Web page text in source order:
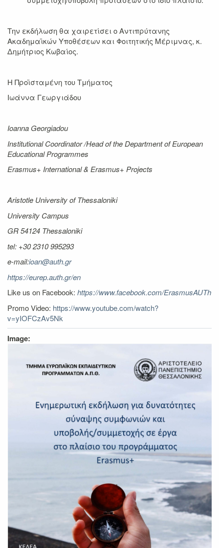
Την εκδήλωση θα χαιρετίσει ο Αντιπρύτανης
Ακαδημαϊκών Υποθέσεων και Φοιτητικής Μέριμνας, κ.
Δημήτριος Κωβαίος.
Η Προϊσταμένη του Τμήματος
Ιωάννα Γεωργιάδου
Ioanna Georgiadou
Institutional Coordinator /Head of the Department of European
Educational Programmes
Erasmus+ International & Erasmus+ Projects
Aristotle University of Thessaloniki
University Campus
GR 54124 Thessaloniki
tel: +30 2310995293
e-mail:ioan@auth.gr
https://eurep.auth.gr/en
Like us on Facebook: https://www.facebook.com/ErasmusAUTh
Promo Video: https://www.youtube.com/watch?
v=yIOFCzAv5Nk
Image: